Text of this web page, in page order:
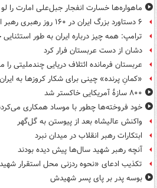
ماهواره‌ها خسارت انفجار جبل‌علی امارت را لو
۶ دستاورد بزرگ ایران در ۱۶۰ روز رهبری رهبر انقلاب
ترامپ: همه چیز درباره ایران به طور
دشان از دست عربستان فرار کرد
عربستان فرمانده ائتلاف دریایی چندملیتی
«کمانِ پرنده» چینی برای شکار کروزها به
۸۰۰ سازۀ آمریکایی خاکستر شد
خود فروخته‌ها چطور با موساد همکاری
واکنش عالیشاه بعد از پیوستن به گل‌گهر
ابتکارات رهبر انقلاب در میدان نبرد
آنچه رهبر شهید سال‌ها پیش دیده بودند
تکذیب ادعای «نحوه ردزنی محل استقرار شهید
بوسه‌ پدر بر پای پسر شهیدش